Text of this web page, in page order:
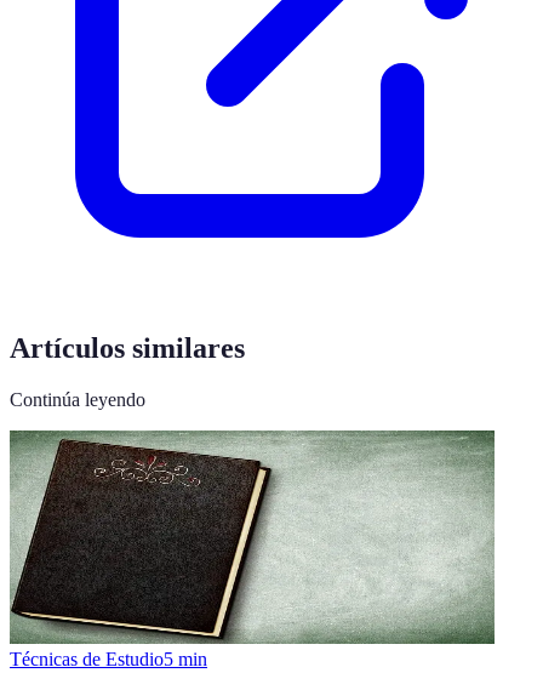
Artículos similares
Continúa leyendo
Técnicas de Estudio5 min